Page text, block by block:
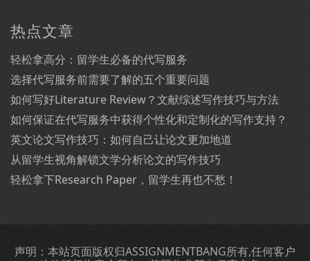
热点文章
轻松拿高分：留学生必备的代写服务
选择代写服务前需要了解的五个重要问题
如何写好Literature Review？文献综述写作技巧与方法
如何保证在代写服务中获得个性化和定制化的写作支持？
英文论文写作技巧：如何自己让论文更加地道
从留学生视角解锁文学分析论文的写作技巧
轻松拿下Research Paper，留学生再也不愁！
声明：本站页面版权归ASSIGNMENTBANG所有,任何客户